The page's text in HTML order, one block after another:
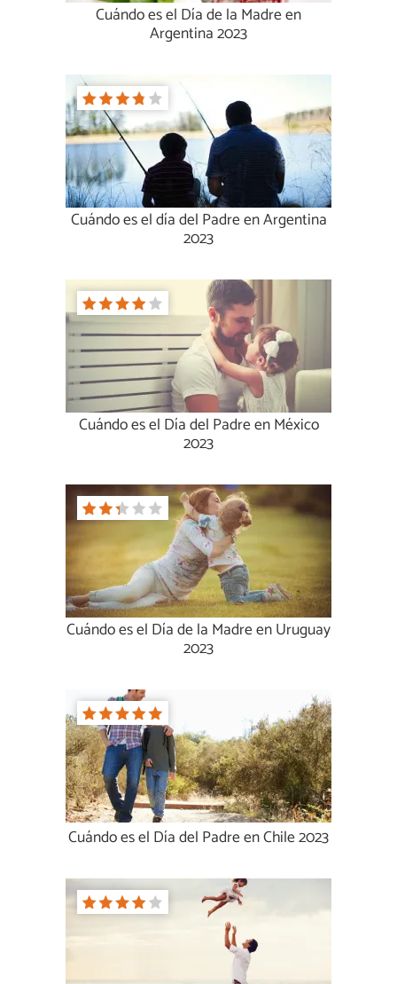
Cuándo es el Día de la Madre en
Argentina 2023
Cuándo es el día del Padre en Argentina
2023
Cuándo es el Día del Padre en México
2023
Cuándo es el Día de la Madre en Uruguay
2023
Cuándo es el Día del Padre en Chile 2023